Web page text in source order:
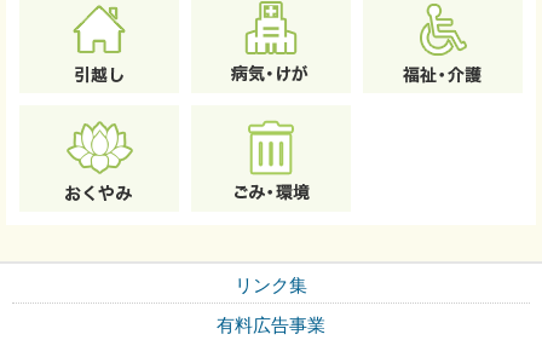
リンク集
有料広告事業